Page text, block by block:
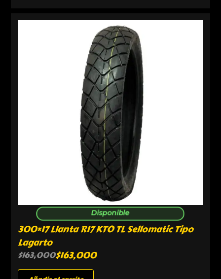
Disponible
300×17 Llanta R17 KTO TL Sellomatic Tipo
Lagarto
$163,000$163,000